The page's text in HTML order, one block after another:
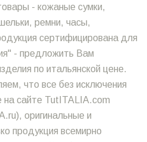
- кожаные сумки,
ремни, часы,
сертифицирована для
- предложить Вам
по итальянской цене.
что все без исключения
сайте TutITALIA.com
оригинальные и
продукция всемирно